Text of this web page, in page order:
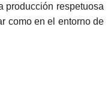
producción respetuosa
como en el entorno de